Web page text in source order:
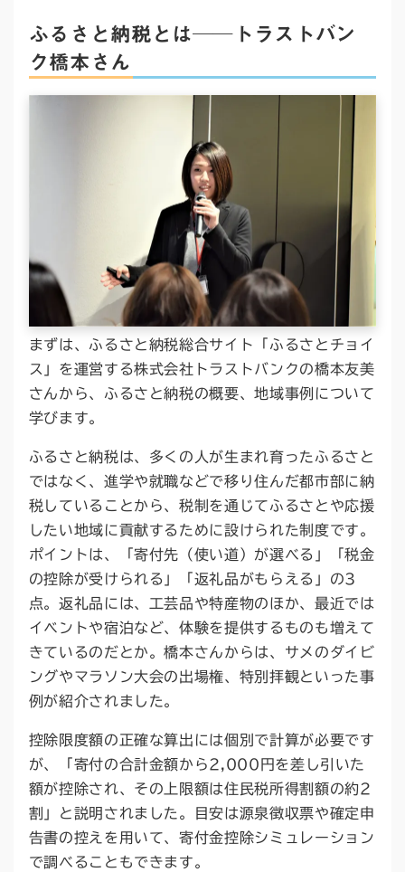
ふるさと納税とは──トラストバン
ク橋本さん
まずは、ふるさと納税総合サイト「ふるさとチョイ
ス」を運営する株式会社トラストバンクの橋本友美
さんから、ふるさと納税の概要、地域事例について
学びます。
ふるさと納税は、多くの人が生まれ育ったふるさと
ではなく、進学や就職などで移り住んだ都市部に納
税していることから、税制を通じてふるさとや応援
したい地域に貢献するために設けられた制度です。
ポイントは、「寄付先（使い道）が選べる」「税金
の控除が受けられる」「返礼品がもらえる」の3
点。返礼品には、工芸品や特産物のほか、最近では
イベントや宿泊など、体験を提供するものも増えて
きているのだとか。橋本さんからは、サメのダイビ
ングやマラソン大会の出場権、特別拝観といった事
例が紹介されました。
控除限度額の正確な算出には個別で計算が必要です
が、「寄付の合計金額から2,000円を差し引いた
額が控除され、その上限額は住民税所得割額の約2
割」と説明されました。目安は源泉徴収票や確定申
告書の控えを用いて、寄付金控除シミュレーション
で調べることもできます。